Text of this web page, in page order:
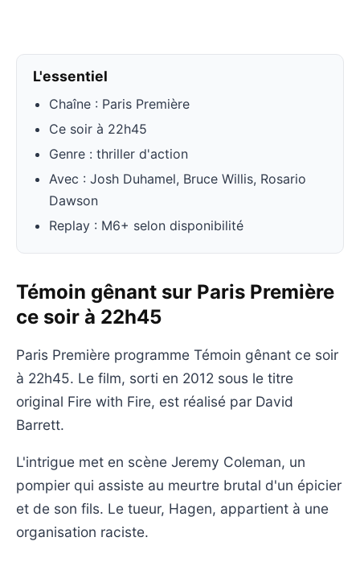
L'essentiel
Chaîne : Paris Première
Ce soir à 22h45
Genre : thriller d'action
Avec : Josh Duhamel, Bruce Willis, Rosario
Dawson
Replay : M6+ selon disponibilité
Témoin gênant sur Paris Première
ce soir à 22h45
Paris Première programme Témoin gênant ce soir
à 22h45. Le film, sorti en 2012 sous le titre
original Fire with Fire, est réalisé par David
Barrett.
L'intrigue met en scène Jeremy Coleman, un
pompier qui assiste au meurtre brutal d'un épicier
et de son fils. Le tueur, Hagen, appartient à une
organisation raciste.